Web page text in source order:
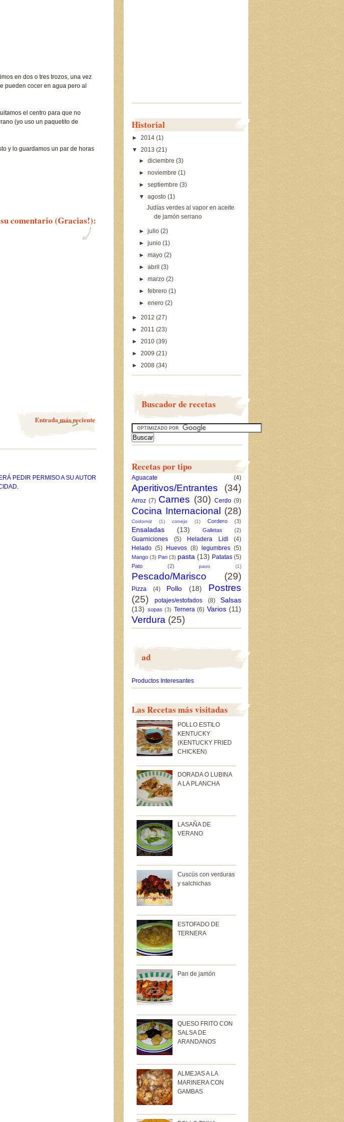
en dos o tres trozos, una vez
pueden cocer en agua pero al
el centro para que no
(yo uso un paquetito de
y lo guardamos un par de horas
comentario (Gracias!):
Entrada más reciente
PEDIR PERMISO A SU AUTOR
.
Historial
► 2014 (1)
▼ 2013 (21)
►diciembre(3)
►noviembre(1)
►septiembre(3)
▼agosto(1)
Judías verdes al vapor en aceite
de jamón serrano
►julio(2)
►junio(1)
►mayo(2)
►abril(3)
►marzo(2)
►febrero(1)
►enero(2)
► 2012 (27)
► 2011 (23)
► 2010 (39)
► 2009 (21)
► 2008 (34)
Buscador de recetas
Recetas por tipo
Aguacate (4)
Aperitivos/Entrantes (34)
Arroz (7) Carnes (30) Cerdo (9)
Cocina Internacional (28)
Codorniz (1) conejo (1) Cordero (3)
Ensaladas (13) Galletas (2)
Guarniciones (5) Heladera Lidl
(4)
Helado (5) Huevos (8) legumbres (5)
Mango (3) Pan (3) pasta (13) Patatas (5)
Pato (2) pavo (1)
Pescado/Marisco (29)
Pizza (4) Pollo (18)
Postres
(25)
potajes/estofados (8)
Salsas
(13) sopas (3) Ternera (6) Varios (11)
Verdura (25)
ad
Productos Interesantes
Las Recetas más visitadas
POLLO ESTILO
KENTUCKY
(KENTUCKY FRIED
CHICKEN)
DORADA O LUBINA
A LA PLANCHA
LASAÑA DE
VERANO
Cuscús con verduras
y salchichas
ESTOFADO DE
TERNERA
Pan de jamón
QUESO FRITO CON
SALSA DE
ARANDANOS
ALMEJAS A LA
MARINERA CON
GAMBAS